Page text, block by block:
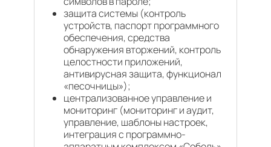
защита системы (контроль
устройств, паспорт программного
обеспечения, средства
обнаружения вторжений, контроль
целостности приложений,
антивирусная защита, функционал
«песочницы»);
централизованное управление и
мониторинг (мониторинг и аудит,
управление, шаблоны настроек,
интеграция с программно-